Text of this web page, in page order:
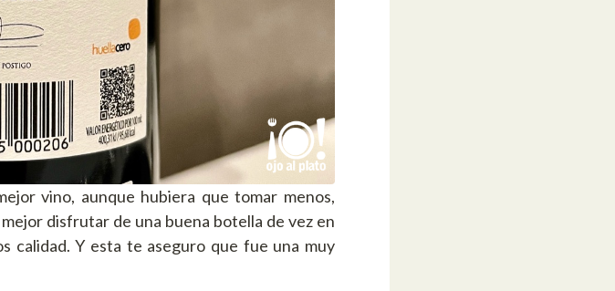
vino, aunque hubiera que tomar menos,
disfrutar de una buena botella de vez en
calidad. Y esta te aseguro que fue una muy